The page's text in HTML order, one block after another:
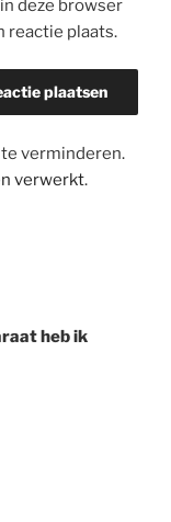
deze browser
reactie plaats.
verminderen.
verwerkt.
heb ik